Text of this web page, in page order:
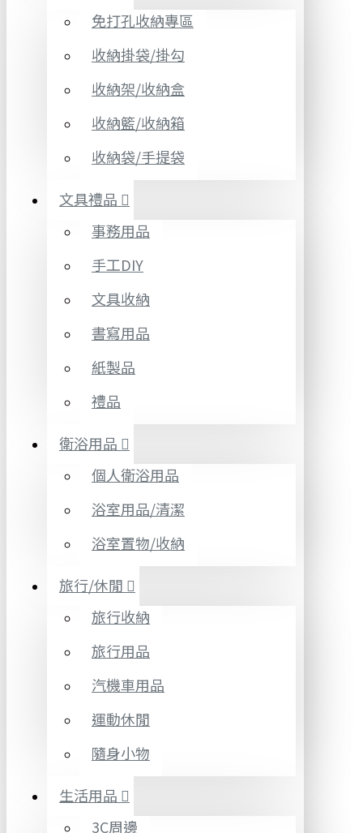
免打孔收納專區
收納掛袋/掛勾
收納架/收納盒
收納籃/收納箱
收納袋/手提袋
文具禮品
事務用品
手工DIY
文具收納
書寫用品
紙製品
禮品
衛浴用品
個人衛浴用品
浴室用品/清潔
浴室置物/收納
旅行/休閒
旅行收納
旅行用品
汽機車用品
運動休閒
隨身小物
生活用品
3C周邊